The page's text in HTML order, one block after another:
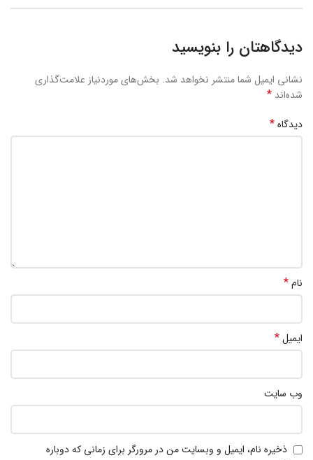
دیدگاهتان را بنویسید
نشانی ایمیل شما منتشر نخواهد شد. بخش‌های موردنیاز علامت‌گذاری
شده‌اند *
دیدگاه*
نام*
ایمیل*
وب‌ سایت
ذخیره نام، ایمیل و وبسایت من در مرورگر برای زمانی که دوباره